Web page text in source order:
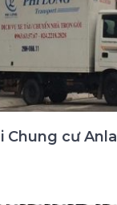
Chung cư